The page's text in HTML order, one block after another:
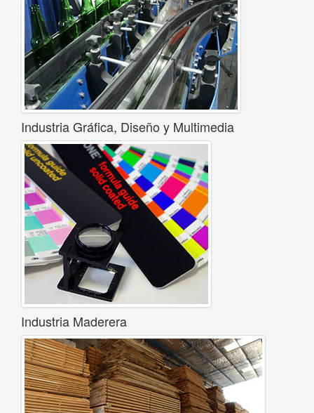
Industria Gráfica, Diseño y Multimedia
Industria Maderera